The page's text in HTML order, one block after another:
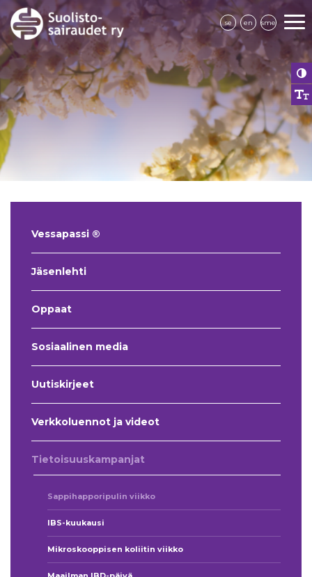
se en sme
Vessapassi ®
Jäsenlehti
Oppaat
Sosiaalinen media
Uutiskirjeet
Verkkoluennot ja videot
Tietoisuuskampanjat
Sappihapporipulin viikko
IBS-kuukausi
Mikroskooppisen koliitin viikko